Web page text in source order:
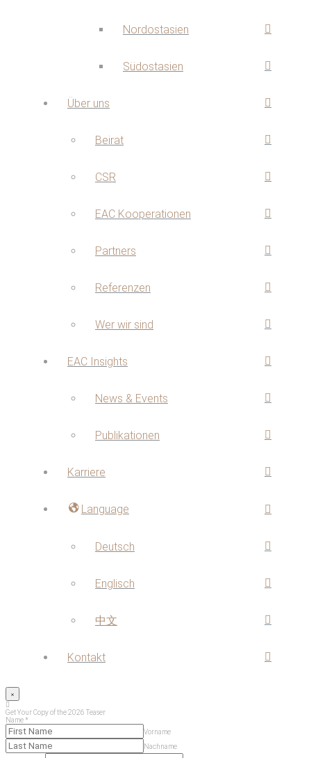
Nordostasien
Südostasien
Über uns
Beirat
CSR
EAC Kooperationen
Partners
Referenzen
Wer wir sind
EAC Insights
News & Events
Publikationen
Karriere
Language
Deutsch
Englisch
中文
Kontakt
Get Your Copy of the 2026 Teaser
Name*
Vorname
Nachname